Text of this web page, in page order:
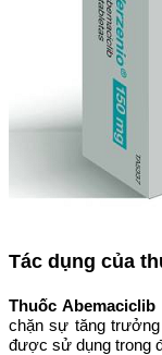
Tác dụng của
Thuốc Abemaciclib
chặn sự tăng
được sử dụng trong